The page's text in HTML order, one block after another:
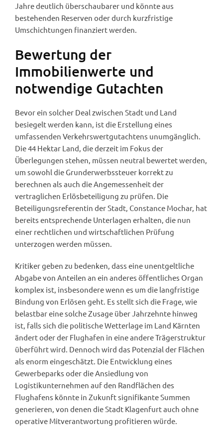
Jahre deutlich überschaubarer und könnte aus
bestehenden Reserven oder durch kurzfristige
Umschichtungen finanziert werden.
Bewertung der
Immobilienwerte und
notwendige Gutachten
Bevor ein solcher Deal zwischen Stadt und Land
besiegelt werden kann, ist die Erstellung eines
umfassenden Verkehrswertgutachtens unumgänglich.
Die 44 Hektar Land, die derzeit im Fokus der
Überlegungen stehen, müssen neutral bewertet werden,
um sowohl die Grunderwerbssteuer korrekt zu
berechnen als auch die Angemessenheit der
vertraglichen Erlösbeteiligung zu prüfen. Die
Beteiligungsreferentin der Stadt, Constance Mochar, hat
bereits entsprechende Unterlagen erhalten, die nun
einer rechtlichen und wirtschaftlichen Prüfung
unterzogen werden müssen.
Kritiker geben zu bedenken, dass eine unentgeltliche
Abgabe von Anteilen an ein anderes öffentliches Organ
komplex ist, insbesondere wenn es um die langfristige
Bindung von Erlösen geht. Es stellt sich die Frage, wie
belastbar eine solche Zusage über Jahrzehnte hinweg
ist, falls sich die politische Wetterlage im Land Kärnten
ändert oder der Flughafen in eine andere Trägerstruktur
überführt wird. Dennoch wird das Potenzial der Flächen
als enorm eingeschätzt. Die Entwicklung eines
Gewerbeparks oder die Ansiedlung von
Logistikunternehmen auf den Randflächen des
Flughafens könnte in Zukunft signifikante Summen
generieren, von denen die Stadt Klagenfurt auch ohne
operative Mitverantwortung profitieren würde.